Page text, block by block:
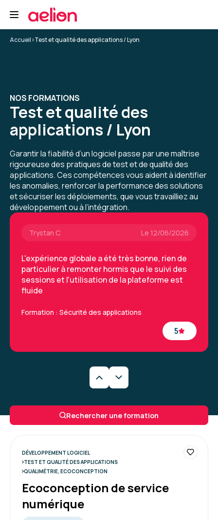
Accueil>Test et qualité des applications / Lyon
NOS FORMATIONS
Test et qualité des
applications / Lyon
Garantir la fiabilité d’un logiciel passe par une maîtrise
rigoureuse des pratiques de test et de qualité des
applications. Ces compétences vous aident à identifier
les anomalies, renforcer la performance des solutions
et sécuriser les déploiements, que vous travailliez au
développement ou à l’intégration.
5
Formation : Sécurité des applications
5
L'expérience globale a été très bonne, rien de
particulier à remonter hormis que le suivi des
sessions et l'utilisation de la plateforme est
fluide
Formation : Sécurité des applications
Trystan C. Le 12/06/2026
5
L'expérience globale a été très bonne, rien de
particulier à remonter hormis que le suivi des
sessions et l'utilisation de la plateforme est
fluide
Formation : Sécurité des applications
L'expérience globale a été très bonne, rien de
particulier à remonter hormis que le suivi des
Formation : Sécurité des applications
Rechercher une formation
DÉVELOPPEMENT LOGICIEL
TEST ET QUALITÉ DES APPLICATIONS
QUALIMÉTRIE, ECOCONCEPTION
Ecoconception de service
numérique